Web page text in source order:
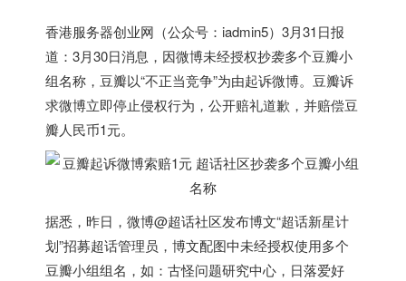
香港服务器创业网（公众号：iadmin5）3月31日报
道：3月30日消息，因微博未经授权抄袭多个豆瓣小
组名称，豆瓣以“不正当竞争”为由起诉微博。豆瓣诉
求微博立即停止侵权行为，公开赔礼道歉，并赔偿豆
瓣人民币1元。
据悉，昨日，微博@超话社区发布博文“超话新星计
划”招募超话管理员，博文配图中未经授权使用多个
豆瓣小组组名，如：古怪问题研究中心，日落爱好